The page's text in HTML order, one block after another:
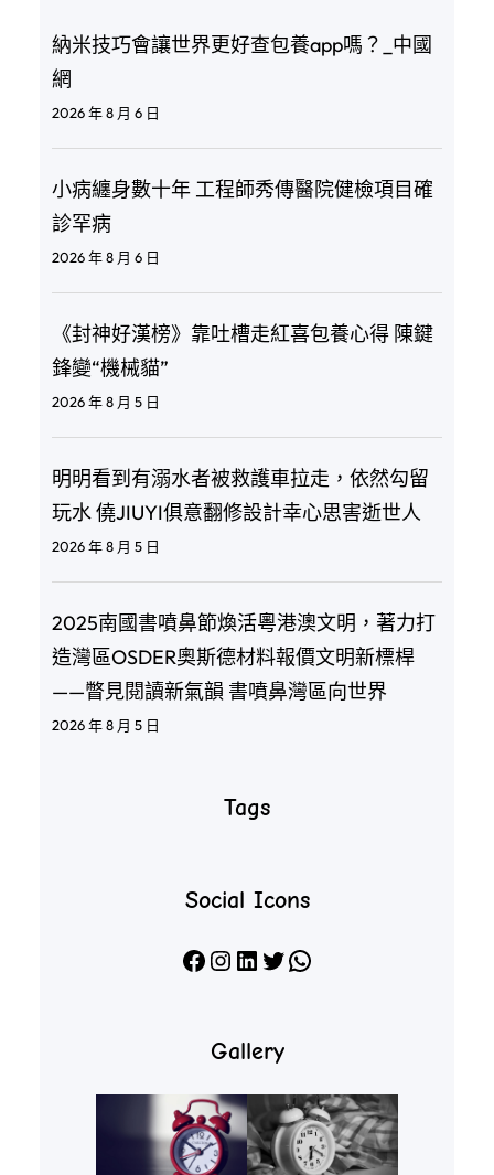
納米技巧會讓世界更好查包養app嗎？_中國
網
2026 年 8 月 6 日
小病纏身數十年 工程師秀傳醫院健檢項目確
診罕病
2026 年 8 月 6 日
《封神好漢榜》靠吐槽走紅喜包養心得 陳鍵
鋒變“機械貓”
2026 年 8 月 5 日
明明看到有溺水者被救護車拉走，依然勾留
玩水 僥JIUYI俱意翻修設計幸心思害逝世人
2026 年 8 月 5 日
2025南國書噴鼻節煥活粵港澳文明，著力打
造灣區OSDER奧斯德材料報價文明新標桿
——瞥見閱讀新氣韻 書噴鼻灣區向世界
2026 年 8 月 5 日
Tags
Social Icons
Facebook Instagram LinkedIn X WhatsApp
Gallery